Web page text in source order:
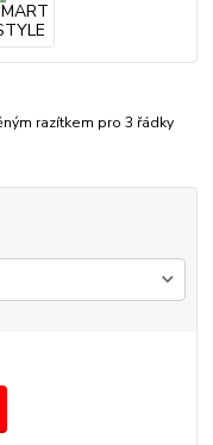
razítkem pro 3 řádky